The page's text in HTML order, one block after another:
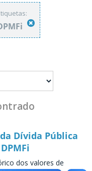
Dívida Pública
dos valores de